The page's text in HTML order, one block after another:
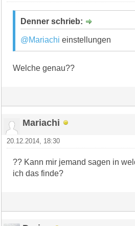
Denner schrieb:
@Mariachi einstellungen
Welche genau??
Mariachi
20.12.2014, 18:30
?? Kann mir jemand sagen in
ich das finde?